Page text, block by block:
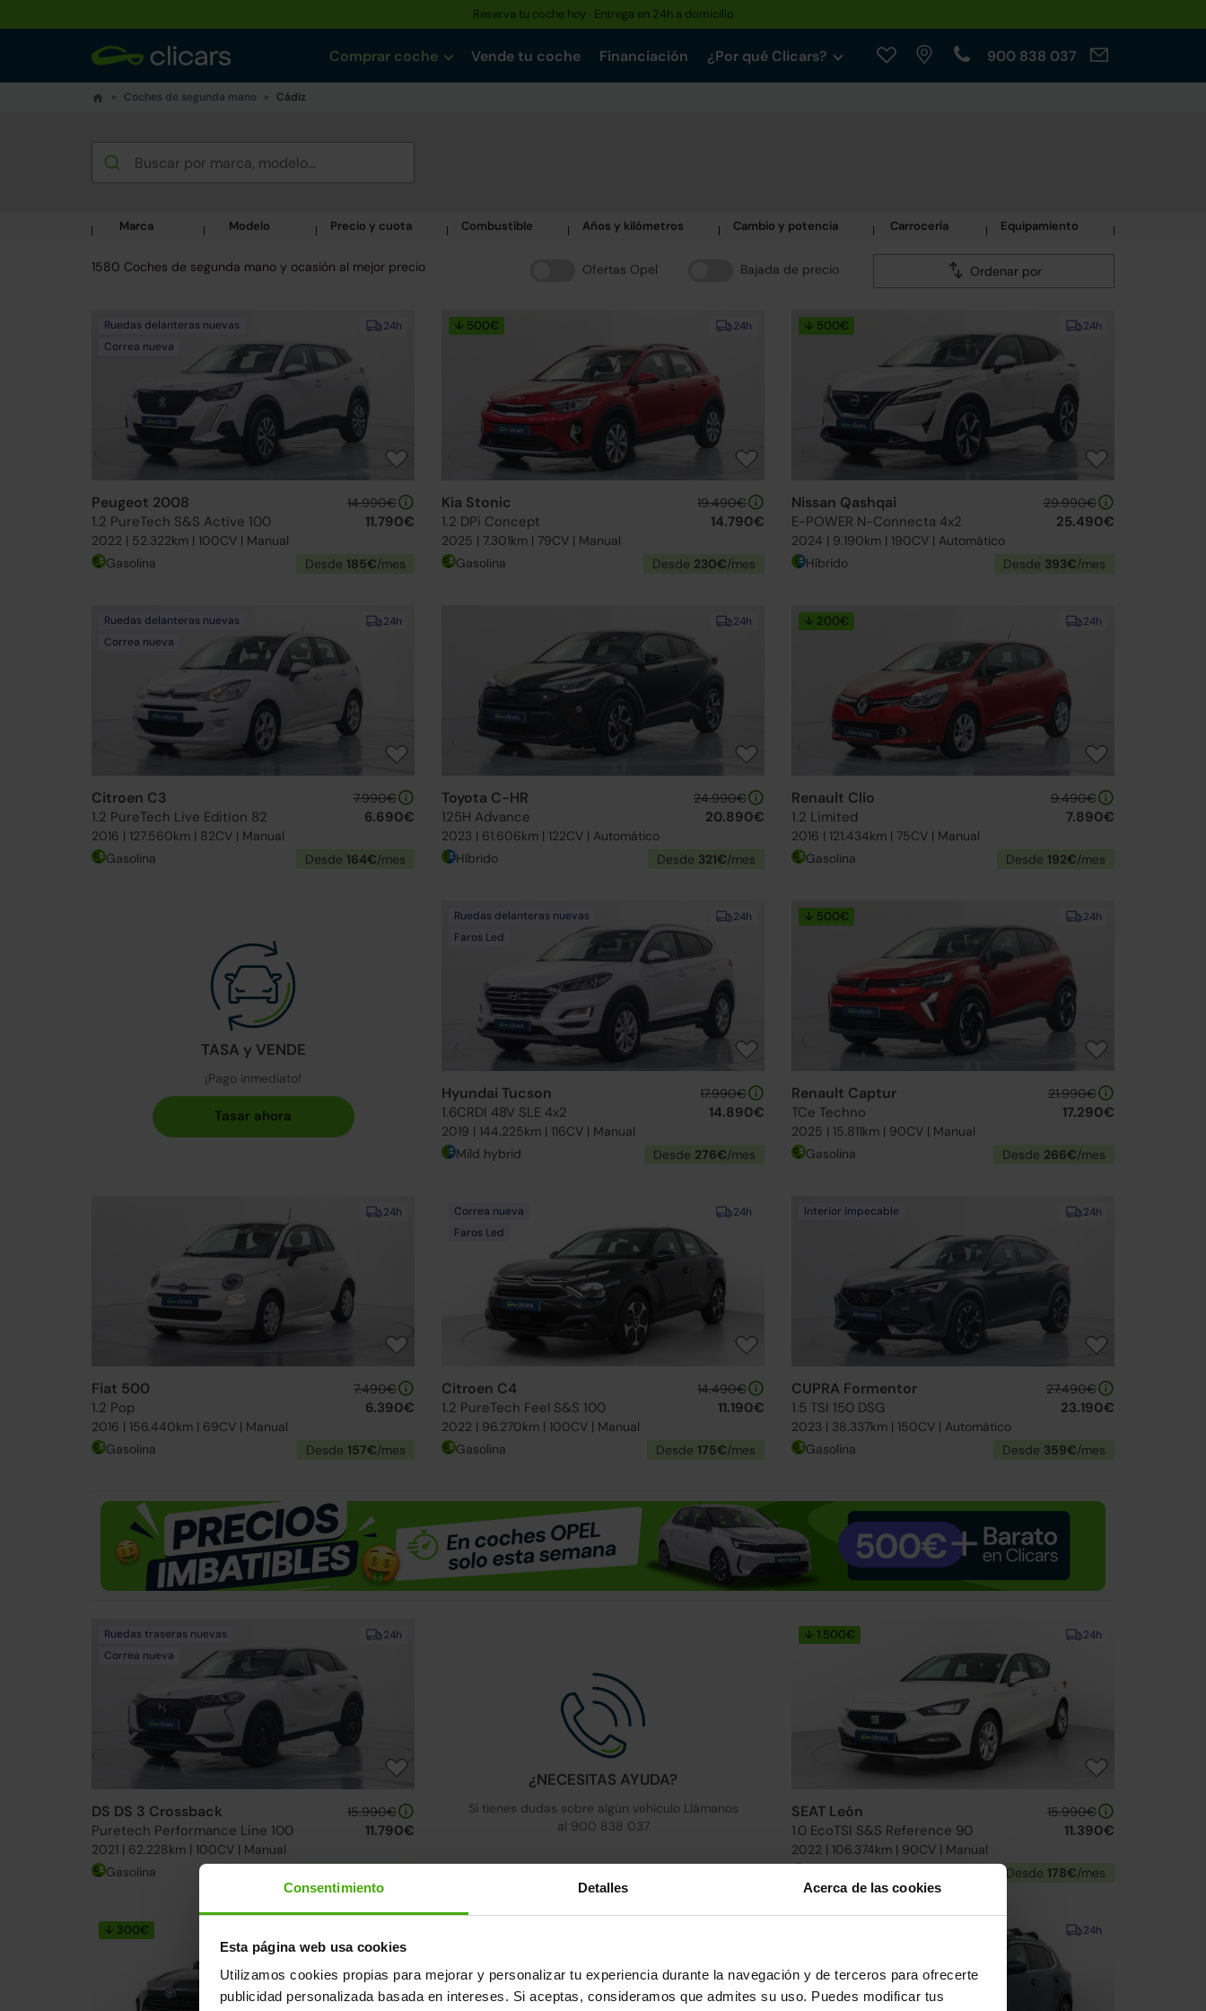
Consentimiento Detalles Acerca de las cookies
Esta página web usa cookies
Utilizamos cookies propias para mejorar y personalizar tu experiencia durante la navegación y de terceros para ofrecerte
publicidad personalizada basada en intereses. Si aceptas, consideramos que admites su uso. Puedes modificar tus
Reserva tu coche hoy · Entrega en 24h a domicilio
Comprar coche Vende tu coche Financiación ¿Por qué Clicars? 900 838 037
Coches de segunda mano Cádiz
Marca Modelo Precio y cuota Combustible Años y kilómetros Cambio y potencia Carrocería Equipamiento
Ofertas Opel Bajada de precio Ordenar por
1580 Coches de segunda mano y ocasión al mejor precio
24h
Ruedas delanteras nuevas
Correa nueva
Peugeot 2008
1.2 PureTech S&S Active 100
2022 | 52.322km | 100CV | Manual
14.990€
11.790€
Gasolina Desde 185€/mes
24h
↓ 500€
Kia Stonic
1.2 DPi Concept
2025 | 7.301km | 79CV | Manual
19.490€
14.790€
Gasolina Desde 230€/mes
24h
↓ 500€
Nissan Qashqai
E-POWER N-Connecta 4x2
2024 | 9.190km | 190CV | Automático
29.990€
25.490€
Híbrido Desde 393€/mes
24h
Ruedas delanteras nuevas
Correa nueva
Citroen C3
1.2 PureTech Live Edition 82
2016 | 127.560km | 82CV | Manual
7.990€
6.690€
Gasolina Desde 164€/mes
24h
Toyota C-HR
125H Advance
2023 | 61.606km | 122CV | Automático
24.990€
20.890€
Híbrido Desde 321€/mes
24h
↓ 200€
Renault Clio
1.2 Limited
2016 | 121.434km | 75CV | Manual
9.490€
7.890€
Gasolina Desde 192€/mes
TASA y VENDE
¡Pago inmediato!
24h
Ruedas delanteras nuevas
Faros Led
Hyundai Tucson
1.6CRDI 48V SLE 4x2
2019 | 144.225km | 116CV | Manual
17.990€
14.890€
Mild hybrid Desde 276€/mes
24h
↓ 500€
Renault Captur
TCe Techno
2025 | 15.811km | 90CV | Manual
21.990€
17.290€
Gasolina Desde 266€/mes
24h
Fiat 500
1.2 Pop
2016 | 156.440km | 69CV | Manual
7.490€
6.390€
Gasolina Desde 157€/mes
24h
Correa nueva
Faros Led
Citroen C4
1.2 PureTech Feel S&S 100
2022 | 96.270km | 100CV | Manual
14.490€
11.190€
Gasolina Desde 175€/mes
24h
Interior impecable
CUPRA Formentor
1.5 TSI 150 DSG
2023 | 38.337km | 150CV | Automático
27.490€
23.190€
Gasolina Desde 359€/mes
24h
Ruedas traseras nuevas
Correa nueva
DS DS 3 Crossback
Puretech Performance Line 100
2021 | 62.228km | 100CV | Manual
15.990€
11.790€
Gasolina
¿NECESITAS AYUDA?
Si tienes dudas sobre algún vehículo Llámanos
al 900 838 037
24h
↓ 1.500€
SEAT León
1.0 EcoTSI S&S Reference 90
2022 | 106.374km | 90CV | Manual
15.990€
11.390€
Desde 178€/mes
↓ 300€ 24h